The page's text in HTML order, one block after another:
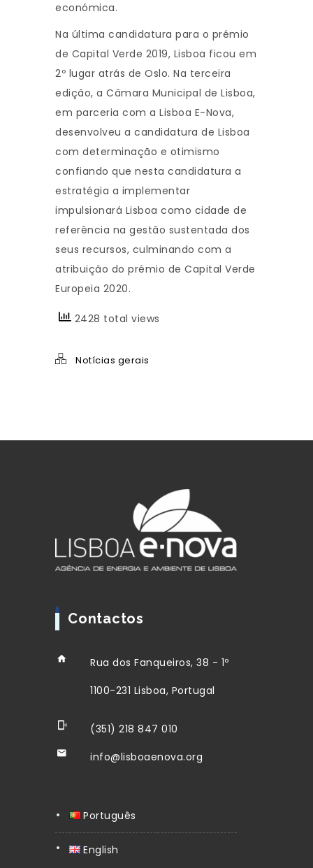
económica.
Na última candidatura para o prémio
de Capital Verde 2019, Lisboa ficou em
2º lugar atrás de Oslo. Na terceira
edição, a Câmara Municipal de Lisboa,
em parceria com a Lisboa E-Nova,
desenvolveu a candidatura de Lisboa
com determinação e otimismo
confiando que nesta candidatura a
estratégia a implementar
impulsionará Lisboa como cidade de
referência na gestão sustentada dos
seus recursos, culminando com a
atribuição do prémio de Capital Verde
Europeia 2020.
2428 total views
Notícias gerais
Contactos
Rua dos Fanqueiros, 38 - 1º
1100-231 Lisboa, Portugal
(351) 218 847 010
info@lisboaenova.org
Português
English